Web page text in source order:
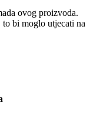
ovog proizvoda.
bi moglo utjecati na